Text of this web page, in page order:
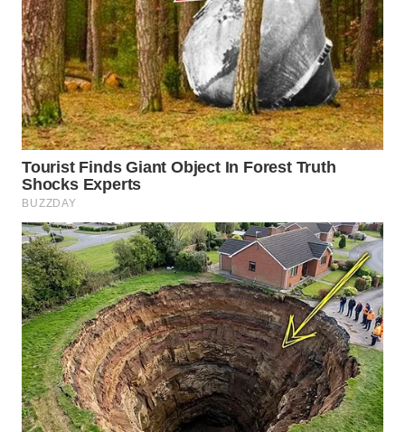
WN
PRIANGAN
TIMUR
WN
SEMARANG
WN
SOLO
WN
BOROBUDUR
WN
MADURA
WN
SURABAYA